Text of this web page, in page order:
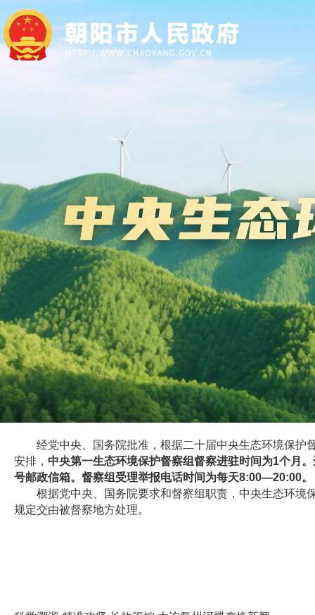
经党中央、国务院批准，根据二十届中央生态环境保护
安排， 中央第一生态环境保护督察组督察进驻时间为1个月
号邮政信箱。督察组受理举报电话时间为每天8:00—20:00。
根据党中央、国务院要求和督察组职责，中央生态环境
规定交由被督察地方处理。